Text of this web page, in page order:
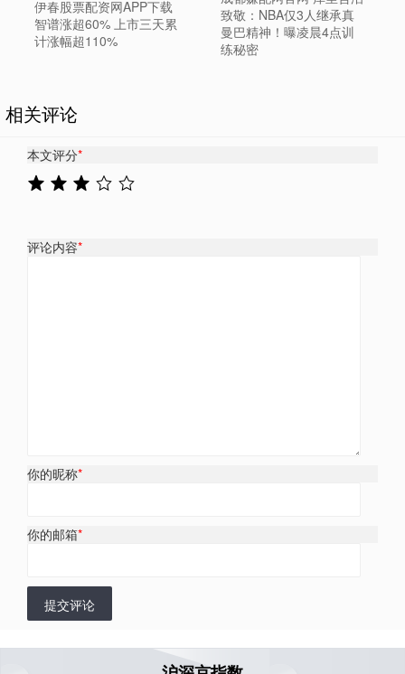
伊春股票配资网APP下载
智谱涨超60% 上市三天累
计涨幅超110%
致敬：NBA仅3人继承真
曼巴精神！曝凌晨4点训
练秘密
相关评论
本文评分*
评论内容*
你的昵称*
你的邮箱*
提交评论